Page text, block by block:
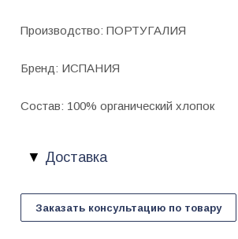
Производство: ПОРТУГАЛИЯ
Бренд: ИСПАНИЯ
Состав: 100% органический хлопок
Доставка
Заказать консультацию по товару